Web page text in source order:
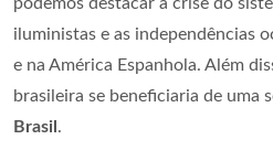
iluministas e as independências
e na América Espanhola. Além
brasileira se beneficiaria de uma
Brasil .